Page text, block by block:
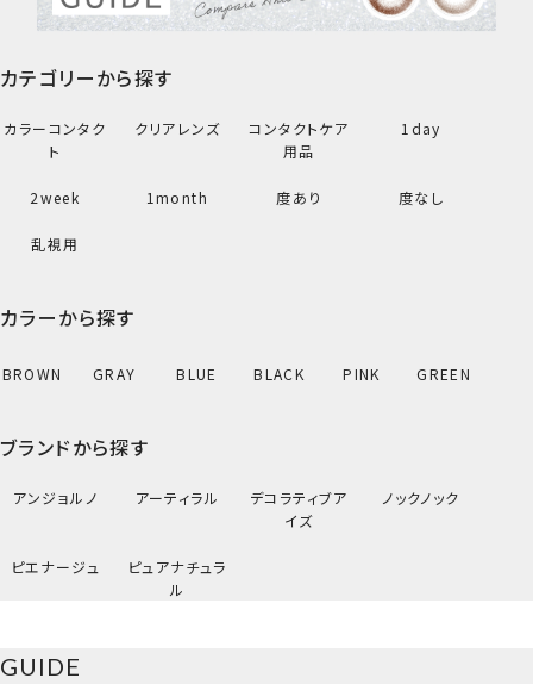
カテゴリーから探す
カラーコンタク
ト
クリアレンズ
コンタクトケア
用品
1day
2week 1month 度あり 度なし
乱視用
カラーから探す
BROWN GRAY BLUE BLACK PINK GREEN
ブランドから探す
アンジョルノ アーティラル
デコラティブア
イズ
ノックノック
ピエナージュ
ピュアナチュラ
ル
GUIDE